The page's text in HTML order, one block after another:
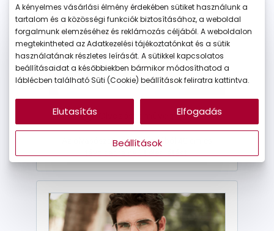
Az olvasószemüveg nagyjából 40 cm-es
A kényelmes vásárlási élmény érdekében sütiket használunk a
tartalom és a közösségi funkciók biztosításához, a weboldal
forgalmunk elemzéséhez és reklámozás céljából. A weboldalon
megtekintheted az Adatkezelési tájékoztatónkat és a sütik
használatának részletes leírását. A sütikkel kapcsolatos
beállításaidat a későbbiekben bármikor módosíthatod a
láblécben található Süti (Cookie) beállítások feliratra kattintva.
Beállítások
Elutasítás Elfogadás